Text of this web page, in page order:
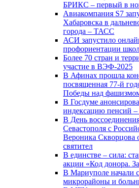
БРИКС – первый в
Авиакомпания S7
Хабаровска в
города – ТАСС
АСИ запустило
профориентации
Более 70 стран и
участие в ВЭФ-2025
В Афинах прошла
посвященная 77-й
Победы над
В Госдуме
индексацию пенсий
В День
Севастополя с
Вероника Скворцова
святител
В единстве – сила:
акции «Код донора.
В Мариуполе начали
микрорайоны и